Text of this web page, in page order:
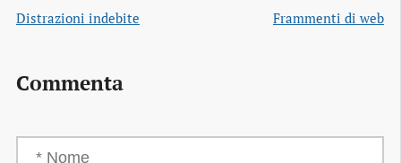
Distrazioni indebite
Frammenti di web
Commenta